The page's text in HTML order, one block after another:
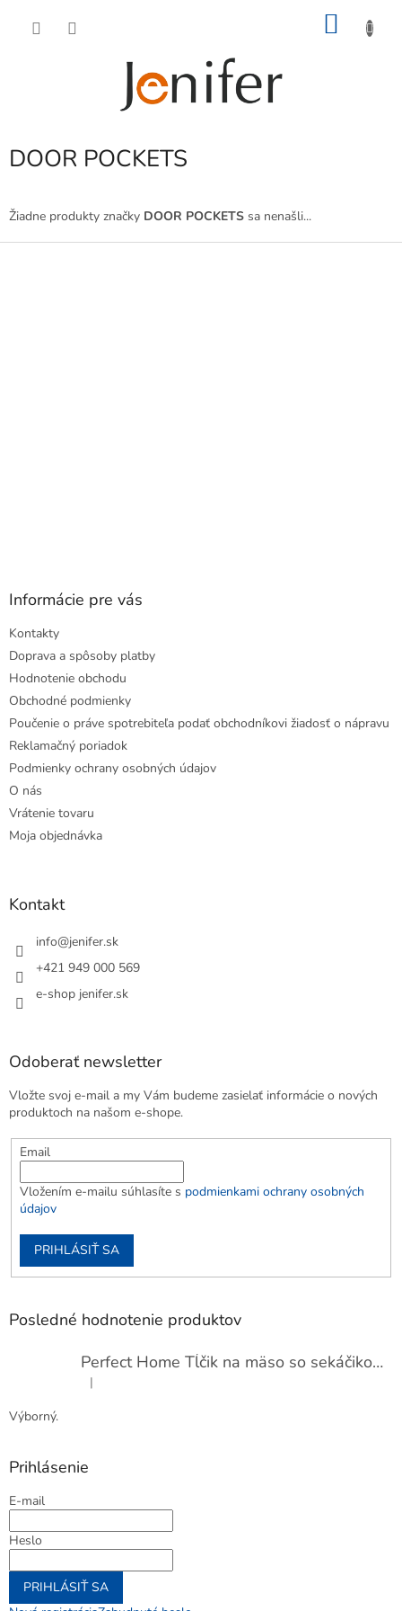
DOOR POCKETS
Žiadne produkty značky DOOR POCKETS sa nenašli...
Z
Informácie pre vás
Kontakty
Doprava a spôsoby platby
Hodnotenie obchodu
Obchodné podmienky
Poučenie o práve spotrebiteľa podať obchodníkovi žiadosť o nápravu
Reklamačný poriadok
Podmienky ochrany osobných údajov
O nás
Vrátenie tovaru
Moja objednávka
Kontakt
info@jenifer.sk
+421 949 000 569
e-shop jenifer.sk
Odoberať newsletter
Vložte svoj e-mail a my Vám budeme zasielať informácie o nových
produktoch na našom e-shope.
Email
Vložením e-mailu súhlasíte s podmienkami ochrany osobných
údajov
PRIHLÁSIŤ SA
Posledné hodnotenie produktov
Perfect Home Tĺčik na mäso so sekáčikom, 56893
Hodnotenie produktu je 5 z 5 hviezdičiek.
|
Výborný.
Prihlásenie
E-mail
Heslo
PRIHLÁSIŤ SA